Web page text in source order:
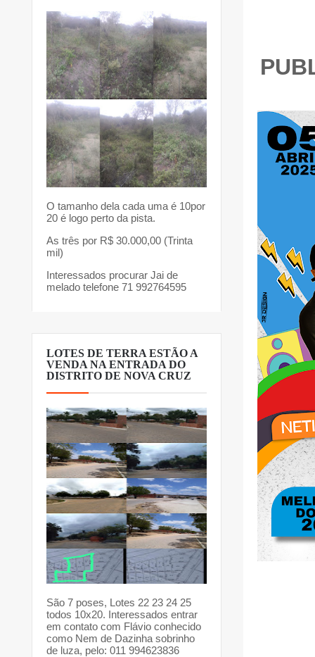
O tamanho dela cada uma é 10por
20 é logo perto da pista.
As três por R$ 30.000,00 (Trinta
mil)
Interessados procurar Jai de
melado telefone 71 992764595
LOTES DE TERRA ESTÃO A
VENDA NA ENTRADA DO
DISTRITO DE NOVA CRUZ
São 7 poses, Lotes 22 23 24 25
todos 10x20. Interessados entrar
em contato com Flávio conhecido
como Nem de Dazinha sobrinho
de luza, pelo: 011 994623836